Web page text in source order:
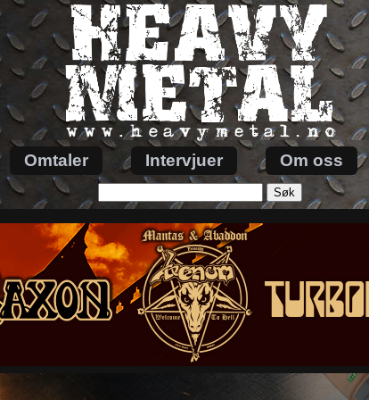
Omtaler Intervjuer Om oss
etter: